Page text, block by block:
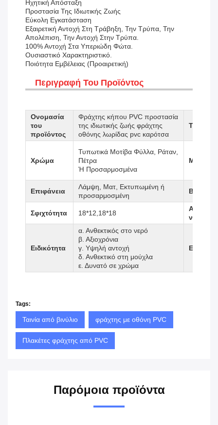
Ηχητική Απόσταξη
Προστασία Της Ιδιωτικής Ζωής
Εύκολη Εγκατάσταση
Εξαιρετική Αντοχή Στη Τράβηξη, Την Τρύπα, Την
Απολέπιση, Την Αντοχή Στην Τρύπα.
100% Αντοχή Στα Υπεριώδη Φώτα.
Ουσιαστικό Χαρακτηριστικό.
Ποιότητα Εμβέλειας (προαιρετική)
Περιγραφή Του Προϊόντος
Ονομασία
του
προϊόντος
Φράχτης κήπου PVC προστασία
της ιδιωτικής ζωής φράχτης
οθόνης λωρίδας pvc καρότσα
Τύπος
Χρώμα
Τυπωτικά Μοτίβα Φύλλα, Ράταν,
Πέτρα
Ή Προσαρμοσμένα
Μέγεθος
Επιφάνεια
Λάμψη, Ματ, Εκτυπωμένη ή
προσαρμοσμένη
Βάρος
Σφιχτότητα 18*12,18*18
Αριθμός
νήμων
Ειδικότητα
α. Ανθεκτικός στο νερό
β. Αξιοχρόνια
γ. Υψηλή αντοχή
δ. Ανθεκτικό στη μούχλα
ε. Δυνατό σε χρώμα
Tags:
Ταινία από βινύλιο φράχτης με οθόνη PVC
Πλακέτες φράχτης από PVC
Παρόμοια προϊόντα